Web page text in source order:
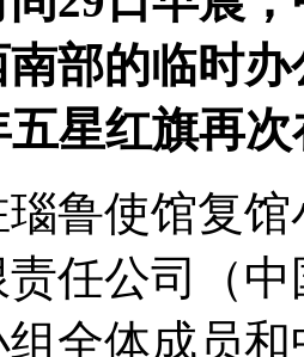
部的临时
五星红旗再
使馆复馆
任公司（
全体成员